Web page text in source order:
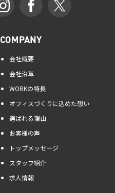
COMPANY
会社概要
会社沿革
WORKの特長
オフィスづくりに込めた想い
選ばれる理由
お客様の声
トップメッセージ
スタッフ紹介
求人情報